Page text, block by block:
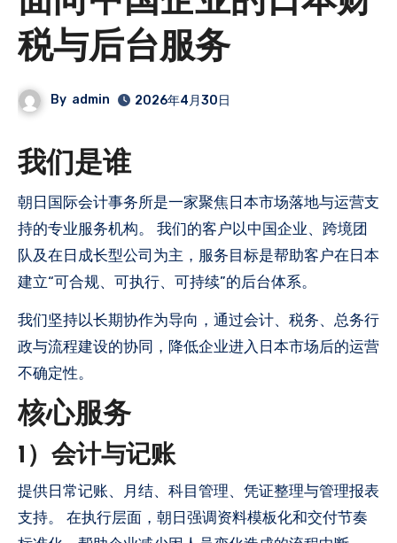
税与后台服务
By admin 2026年4月30日
我们是谁
朝日国际会计事务所是一家聚焦日本市场落地与运营支
持的专业服务机构。 我们的客户以中国企业、跨境团
队及在日成长型公司为主，服务目标是帮助客户在日本
建立“可合规、可执行、可持续”的后台体系。
我们坚持以长期协作为导向，通过会计、税务、总务行
政与流程建设的协同，降低企业进入日本市场后的运营
不确定性。
核心服务
1）会计与记账
提供日常记账、月结、科目管理、凭证整理与管理报表
支持。 在执行层面，朝日强调资料模板化和交付节奏